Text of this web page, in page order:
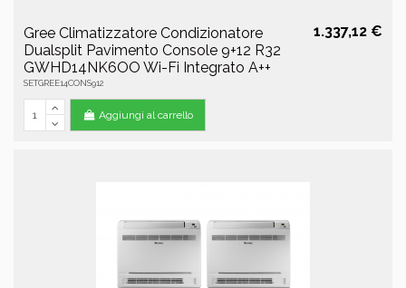
Gree Climatizzatore Condizionatore
Dualsplit Pavimento Console 9+12 R32
GWHD14NK6OO Wi-Fi Integrato A++
SETGREE14CONS912
1.337,12 €
Aggiungi al carrello